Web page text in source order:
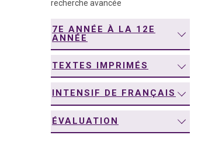
recherche avancée
7E ANNÉE À LA 12E
ANNÉE
TEXTES IMPRIMÉS
INTENSIF DE FRANÇAIS
ÉVALUATION